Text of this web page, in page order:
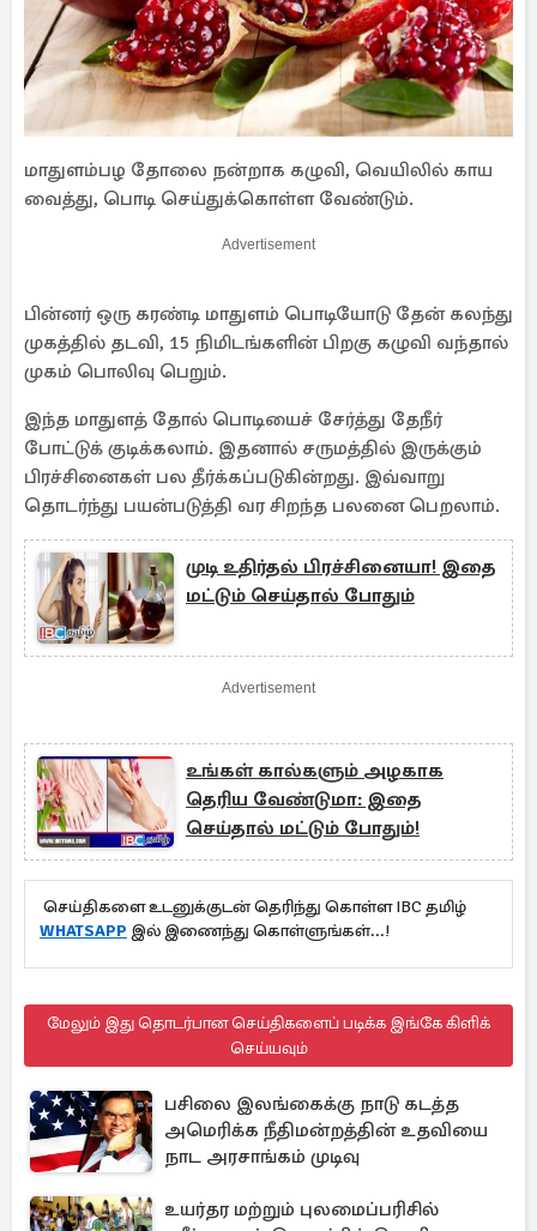
மாதுளம்பழ தோலை நன்றாக கழுவி, வெயிலில் காய
வைத்து, பொடி செய்துக்கொள்ள வேண்டும்.
Advertisement
பின்னர் ஒரு கரண்டி மாதுளம் பொடியோடு தேன் கலந்து
முகத்தில் தடவி, 15 நிமிடங்களின் பிறகு கழுவி வந்தால்
முகம் பொலிவு பெறும்.
இந்த மாதுளத் தோல் பொடியைச் சேர்த்து தேநீர்
போட்டுக் குடிக்கலாம். இதனால் சருமத்தில் இருக்கும்
பிரச்சினைகள் பல தீர்க்கப்படுகின்றது. இவ்வாறு
தொடர்ந்து பயன்படுத்தி வர சிறந்த பலனை பெறலாம்.
முடி உதிர்தல் பிரச்சினையா! இதை
மட்டும் செய்தால் போதும்
Advertisement
உங்கள் கால்களும் அழகாக
தெரிய வேண்டுமா: இதை
செய்தால் மட்டும் போதும்!
செய்திகளை உடனுக்குடன் தெரிந்து கொள்ள IBC தமிழ்
WHATSAPP இல் இணைந்து கொள்ளுங்கள்...!
மேலும் இது தொடர்பான செய்திகளைப் படிக்க இங்கே கிளிக்
செய்யவும்
பசிலை இலங்கைக்கு நாடு கடத்த
அமெரிக்க நீதிமன்றத்தின் உதவியை
நாட அரசாங்கம் முடிவு
உயர்தர மற்றும் புலமைப்பரிசில்